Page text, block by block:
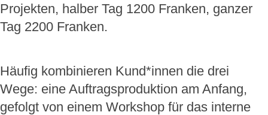
Projekten, halber Tag 1200 Franken, ganzer
Tag 2200 Franken.
Häufig kombinieren Kund*innen die drei
Wege: eine Auftragsproduktion am Anfang,
gefolgt von einem Workshop für das interne